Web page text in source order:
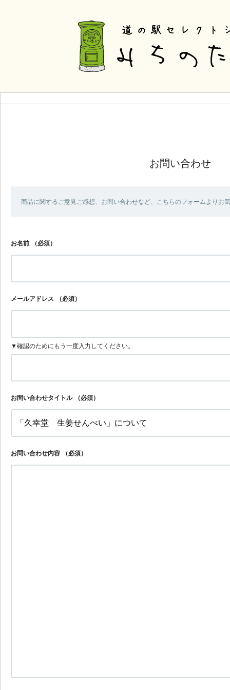
お問い合わせ
商品に関するご意見ご感想、お問い合わせなど、こちらのフォームよりお
お名前 （必須）
メールアドレス （必須）
▼確認のためにもう一度入力してください。
お問い合わせタイトル （必須）
お問い合わせ内容 （必須）